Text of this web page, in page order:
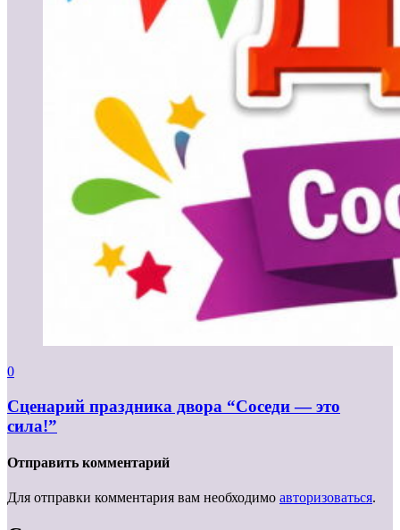
0
Сценарий праздника двора “Соседи — это
сила!”
Отправить комментарий
Для отправки комментария вам необходимо авторизоваться.